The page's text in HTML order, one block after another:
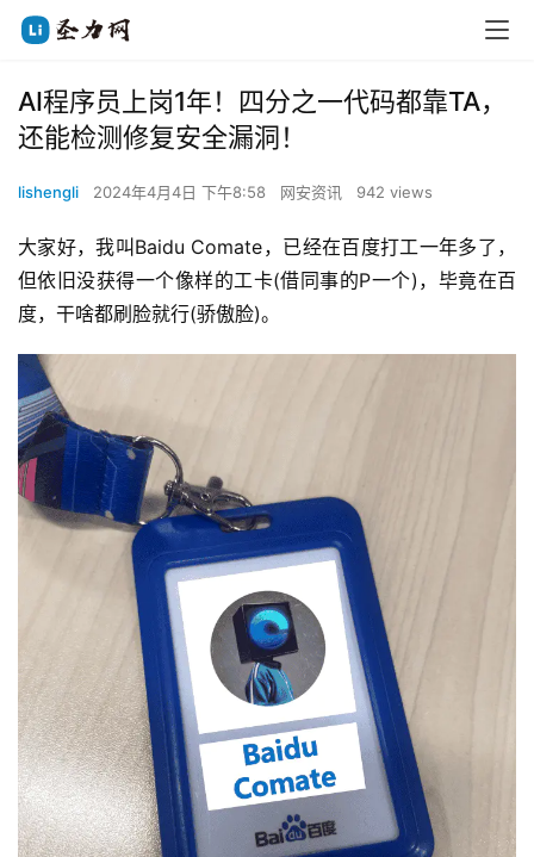
AI程序员上岗1年！四分之一代码都靠TA，
还能检测修复安全漏洞！
lishengli 2024年4月4日 下午8:58 网安资讯 942 views
大家好，我叫Baidu Comate，已经在百度打工一年多了，
但依旧没获得一个像样的工卡(借同事的P一个)，毕竟在百
度，干啥都刷脸就行(骄傲脸)。